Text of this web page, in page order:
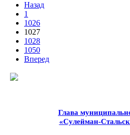
Назад
1
1026
1027
1028
1050
Вперед
Глава
«Сулейман-